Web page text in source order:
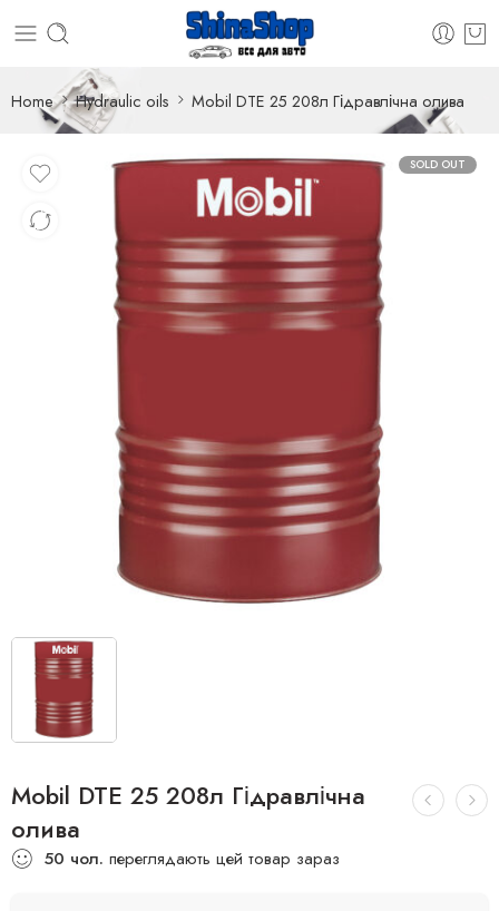
Home Hydraulic oils Mobil DTE 25 208л Гідравлічна олива
SOLD OUT
Mobil DTE 25 208л Гідравлічна
олива
50 чол. переглядають цей товар зараз